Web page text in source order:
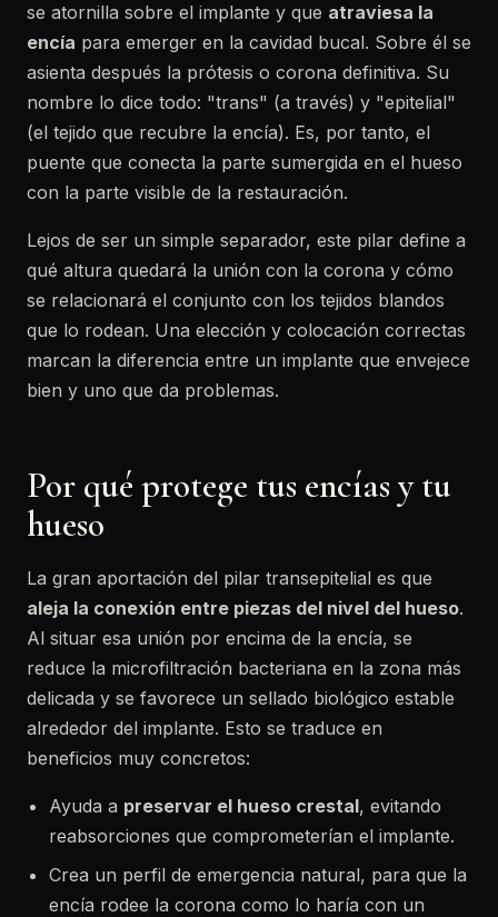
se atornilla sobre el implante y que atraviesa la
encía para emerger en la cavidad bucal. Sobre él se
asienta después la prótesis o corona definitiva. Su
nombre lo dice todo: "trans" (a través) y "epitelial"
(el tejido que recubre la encía). Es, por tanto, el
puente que conecta la parte sumergida en el hueso
con la parte visible de la restauración.
Lejos de ser un simple separador, este pilar define a
qué altura quedará la unión con la corona y cómo
se relacionará el conjunto con los tejidos blandos
que lo rodean. Una elección y colocación correctas
marcan la diferencia entre un implante que envejece
bien y uno que da problemas.
Por qué protege tus encías y tu
hueso
La gran aportación del pilar transepitelial es que
aleja la conexión entre piezas del nivel del hueso.
Al situar esa unión por encima de la encía, se
reduce la microfiltración bacteriana en la zona más
delicada y se favorece un sellado biológico estable
alrededor del implante. Esto se traduce en
beneficios muy concretos:
Ayuda a preservar el hueso crestal, evitando
reabsorciones que comprometerían el implante.
Crea un perfil de emergencia natural, para que la
encía rodee la corona como lo haría con un